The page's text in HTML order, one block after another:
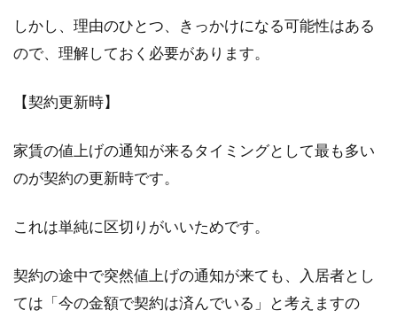
転勤や結婚などの人生の節目を迎える人にとっ
て、住まい探しは大きな選択となります。やは
防音カーテンが効果的？犬の鳴き声
が漏れ出さないためには
しかし、理由のひとつ、きっかけになる可能性はある
ので、理解しておく必要があります。
【契約更新時】
家賃の値上げの通知が来るタイミングとして最も多い
のが契約の更新時です。
これは単純に区切りがいいためです。
契約の途中で突然値上げの通知が来ても、入居者とし
ては「今の金額で契約は済んでいる」と考えますの